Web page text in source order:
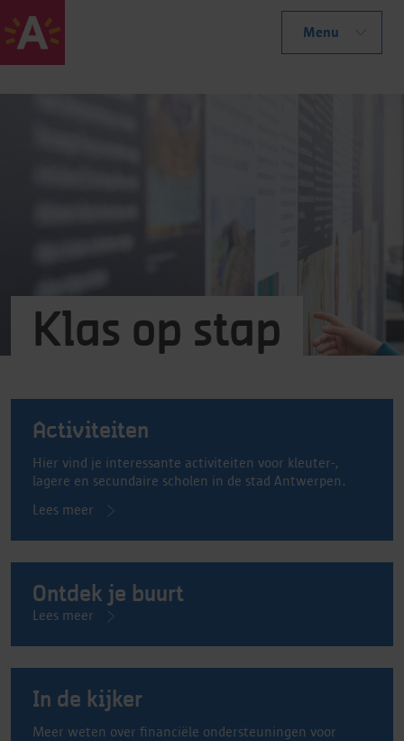
Menu
Klas op stap
Activiteiten
Hier vind je interessante activiteiten voor kleuter-,
lagere en secundaire scholen in de stad Antwerpen.
Lees meer
Ontdek je buurt
Lees meer
In de kijker
Meer weten over financiële ondersteuningen voor